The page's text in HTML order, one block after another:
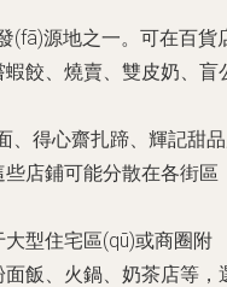
(fā)源地之一。可在百貨
餃、燒賣、雙皮奶、盲
、得心齋扎蹄、輝記甜
些店鋪可能分散在各街區
大型住宅區(qū)或商圈附
飯、火鍋、奶茶店等，